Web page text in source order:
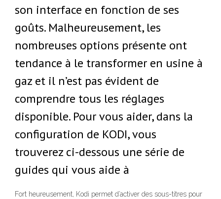
son interface en fonction de ses
goûts. Malheureusement, les
nombreuses options présente ont
tendance à le transformer en usine à
gaz et il n’est pas évident de
comprendre tous les réglages
disponible. Pour vous aider, dans la
configuration de KODI, vous
trouverez ci-dessous une série de
guides qui vous aide à
Fort heureusement, Kodi permet d’activer des sous-titres pour